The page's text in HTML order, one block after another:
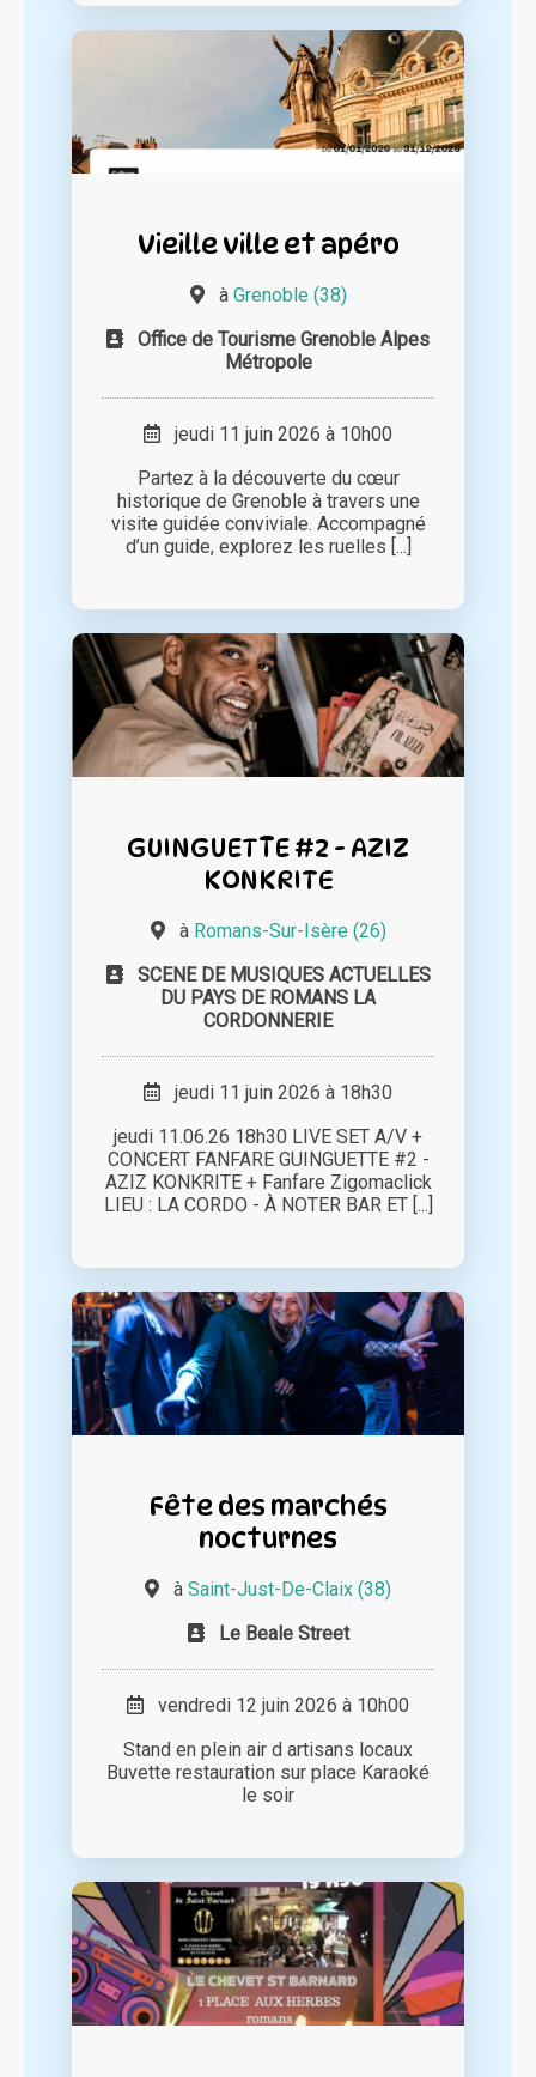
Vieille ville et apéro
à Grenoble (38)
Office de Tourisme Grenoble Alpes
Métropole
jeudi 11 juin 2026 à 10h00
Partez à la découverte du cœur
historique de Grenoble à travers une
visite guidée conviviale. Accompagné
d’un guide, explorez les ruelles [...]
GUINGUETTE #2 - AZIZ
KONKRITE
à Romans-Sur-Isère (26)
SCENE DE MUSIQUES ACTUELLES
DU PAYS DE ROMANS LA
CORDONNERIE
jeudi 11 juin 2026 à 18h30
jeudi 11.06.26 18h30 LIVE SET A/V +
CONCERT FANFARE GUINGUETTE #2 -
AZIZ KONKRITE + Fanfare Zigomaclick
LIEU : LA CORDO - À NOTER BAR ET [...]
Fête des marchés
nocturnes
à Saint-Just-De-Claix (38)
Le Beale Street
vendredi 12 juin 2026 à 10h00
Stand en plein air d artisans locaux
Buvette restauration sur place Karaoké
le soir